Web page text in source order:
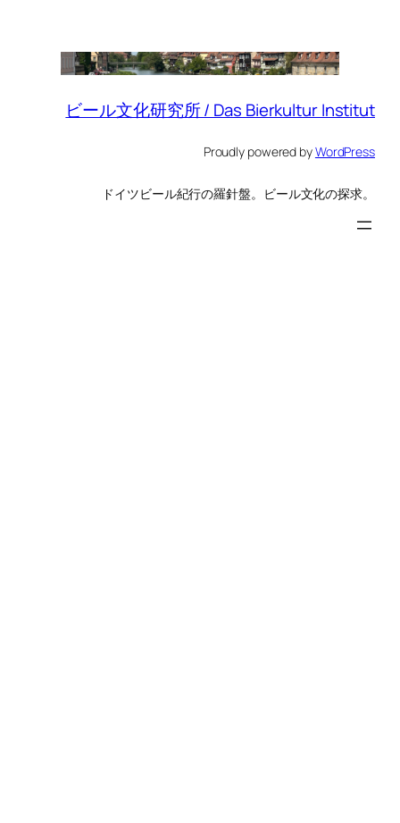
ビール文化研究所 / Das Bierkultur Institut
Proudly powered byWordPress
ドイツビール紀行の羅針盤。ビール文化の探求。